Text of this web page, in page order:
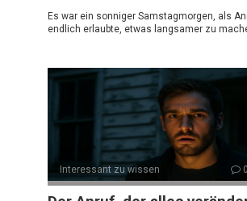
Es war ein sonniger Samstagmorgen, als
endlich erlaubte, etwas langsamer zu
Interessant zu wissen 0